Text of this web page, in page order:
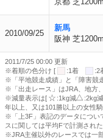
2010/09/25
新馬
阪神 芝
2011/7/25 00:00 更新
※着順の色分け [
:1着 :2
※「平地競走成績」と「障害競
※「出走レース」はJRA、地方
※減量表示は[
:1kg減 :2kg減
年以上、又は101勝以上の女性騎
※「上3F」表記のデータについ
スに関しては平均Fで計測された
※JRA主催以外のレースでは一